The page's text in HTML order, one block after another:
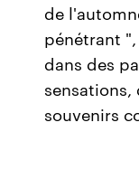
de
pénétrant
dans des
souvenirs